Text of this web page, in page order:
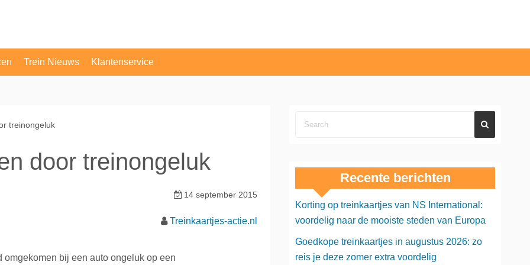
Trein Nieuws Klantenservice
treinongeluk
door treinongeluk
14 september 2015
Treinkaartjes-actie.nl
bij een auto ongeluk op een
Recente berichten
Korting op treinkaartjes van NS International:
voordelig naar de mooiste steden van Europa
Goedkope treinkaartjes in augustus 2026: zo
reis je deze zomer extra voordelig